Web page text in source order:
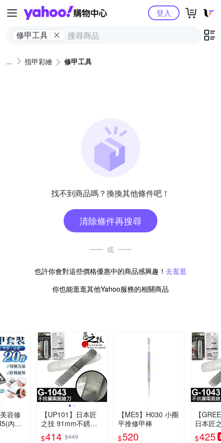
Yahoo購物中心
修甲工具
登入
指甲彩繪 修甲工具
找不到商品嗎？換換其他條件吧！
清除條件再搜尋
或
也許你會對這些價格優惠中的商品感興趣！ 去逛逛
你也能逛逛其他Yahoo服務的相關商品
容修
內含
【UP101】日本匠
之技 91mm不銹鋼
兩面銼刀(指甲銼刀
$414 $449
【ME5】H030 小圈
平推修甲棒
$520
【
日本匠
不銹鋼
$425